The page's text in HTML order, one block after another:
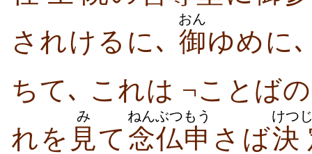
されけるに､ 御
おん
ゆめに
ちて､ これは ¬ことば
れを 見
み
て 念仏
ねんぶつ
申
もう
さば決
けつ